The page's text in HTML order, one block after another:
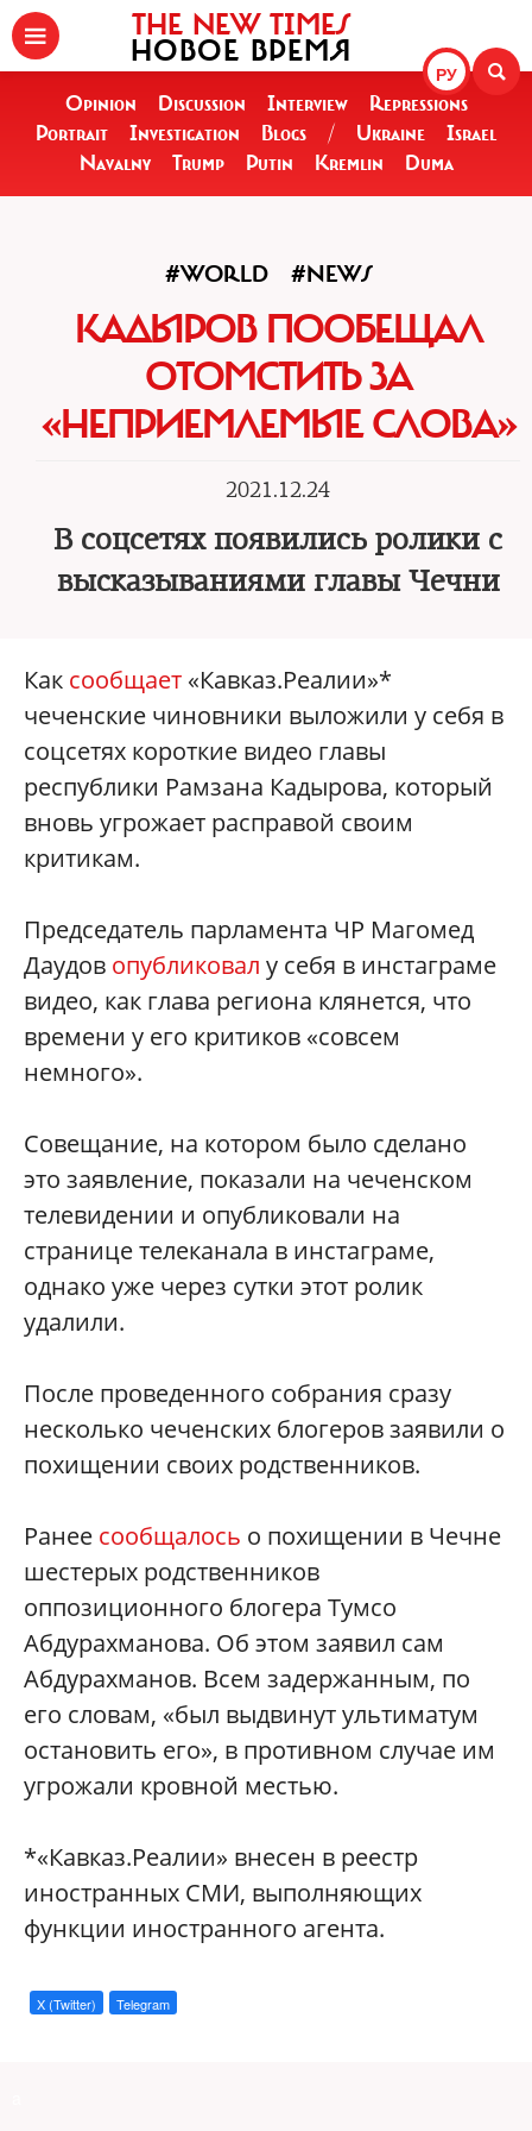
РУ
THE NEW TIMES
НОВОЕ ВРЕМЯ
Opinion Discussion Interview
Repressions
Portrait
Investigation Blogs / Ukraine
Israel
Navalny
Trump Putin Kremlin Duma
#WORLD #NEWS
КАДЫРОВ ПООБЕЩАЛ
ОТОМСТИТЬ ЗА
«НЕПРИЕМЛЕМЫЕ СЛОВА»
2021.12.24
В соцсетях появились ролики с
высказываниями главы Чечни
Как сообщает «Кавказ.Реалии»*
чеченские чиновники выложили у себя в
соцсетях короткие видео главы
республики Рамзана Кадырова, который
вновь угрожает расправой своим
критикам.
Председатель парламента ЧР Магомед
Даудов опубликовал у себя в инстаграме
видео, как глава региона клянется, что
времени у его критиков «совсем
немного».
Совещание, на котором было сделано
это заявление, показали на чеченском
телевидении и опубликовали на
странице телеканала в инстаграме,
однако уже через сутки этот ролик
удалили.
После проведенного собрания сразу
несколько чеченских блогеров заявили о
похищении своих родственников.
Ранее сообщалось о похищении в Чечне
шестерых родственников
оппозиционного блогера Тумсо
Абдурахманова. Об этом заявил сам
Абдурахманов. Всем задержанным, по
его словам, «был выдвинут ультиматум
остановить его», в противном случае им
угрожали кровной местью.
*«Кавказ.Реалии» внесен в реестр
иностранных СМИ, выполняющих
функции иностранного агента.
X (Twitter) Telegram